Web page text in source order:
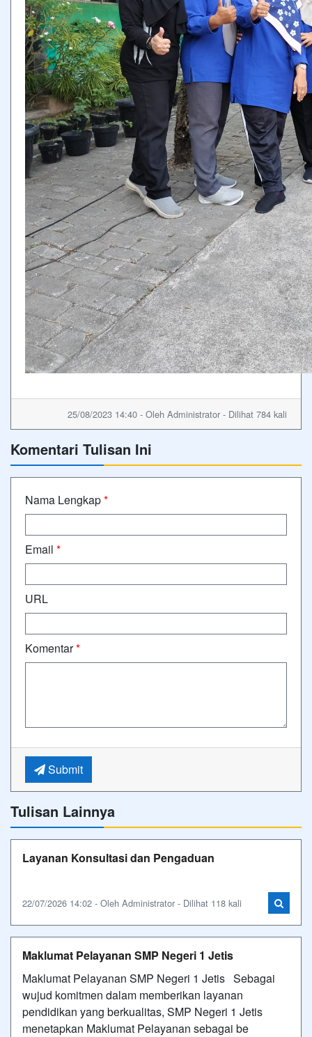
25/08/2023 14:40 - Oleh Administrator - Dilihat 784 kali
Komentari Tulisan Ini
Nama Lengkap*
Email *
URL
Komentar*
Submit
Tulisan Lainnya
Layanan Konsultasi dan Pengaduan
22/07/2026 14:02 - Oleh Administrator - Dilihat 118 kali
Maklumat Pelayanan SMP Negeri 1 Jetis
Maklumat Pelayanan SMP Negeri 1 Jetis Sebagai
wujud komitmen dalam memberikan layanan
pendidikan yang berkualitas, SMP Negeri 1 Jetis
menetapkan Maklumat Pelayanan sebagai be